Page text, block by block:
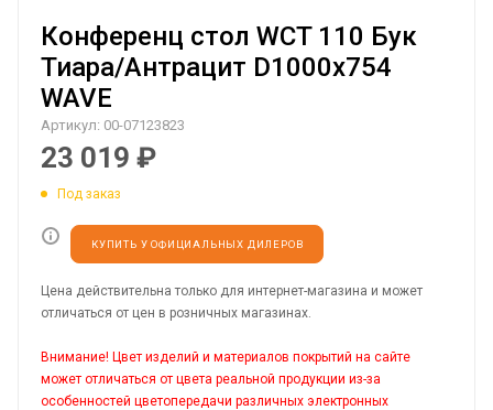
Конференц стол WCT 110 Бук
Тиара/Антрацит D1000х754
WAVE
Артикул: 00-07123823
23 019 ₽
Под заказ
КУПИТЬ У ОФИЦИАЛЬНЫХ ДИЛЕРОВ
Цена действительна только для интернет-магазина и может
отличаться от цен в розничных магазинах.
Внимание! Цвет изделий и материалов покрытий на сайте
может отличаться от цвета реальной продукции из-за
особенностей цветопередачи различных электронных